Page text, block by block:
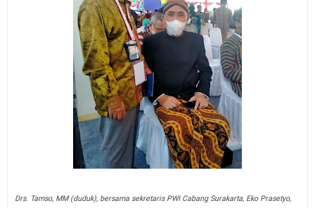
Drs. Tamso, MM (duduk), bersama sekretaris PWI Cabang Surakarta, Eko Prasetyo,